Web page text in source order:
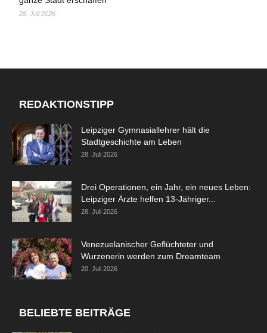
28. Juli 2026
REDAKTIONSTIPP
Leipziger Gymnasiallehrer hält die
Stadtgeschichte am Leben
28. Juli 2026
Drei Operationen, ein Jahr, ein neues Leben:
Leipziger Ärzte helfen 13-Jähriger...
28. Juli 2026
Venezuelanischer Geflüchteter und
Wurzenerin werden zum Dreamteam
20. Juli 2026
BELIEBTE BEITRÄGE